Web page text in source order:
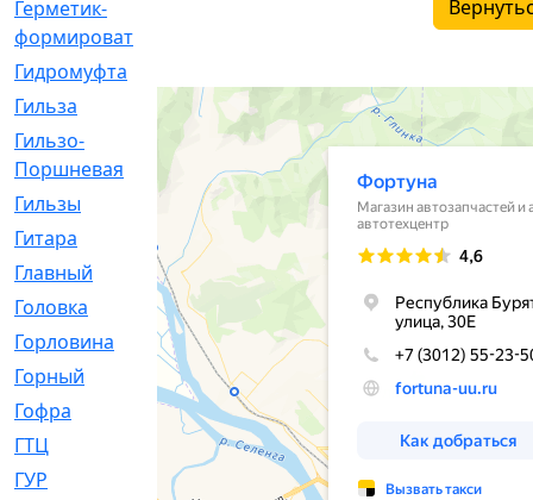
Герметик-
формирователь
Гидромуфта
Гильза
[56]
Гильзо-
Поршневая
[13]
Гильзы
[259]
Гитара
[7]
Главный
[29]
Головка
[28]
Горловина
[14]
Горный
[1]
Гофра
[86]
ГТЦ
[96]
ГУР